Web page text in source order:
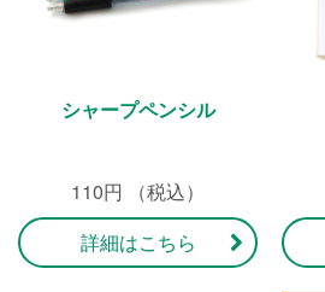
シャープペンシル
110円 （税込）
詳細はこちら